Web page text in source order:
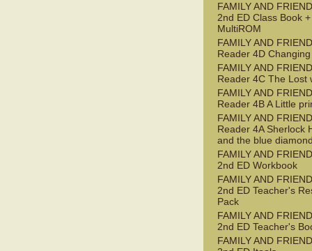
FAMILY AND
2nd ED Class Book +
MultiROM
FAMILY AND
Reader 4D
FAMILY AND
Reader 4C The Lost
FAMILY AND
Reader 4B A Little
FAMILY AND
Reader 4A Sherlock
and the blue
FAMILY AND
2nd ED Workbook
FAMILY AND
2nd ED Teacher's
Pack
FAMILY AND
2nd ED Teacher's
FAMILY AND